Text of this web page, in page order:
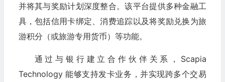
并将其与奖励计划深度整合。该平台提供多种金融工
具，包括信用卡绑定、消费追踪以及将奖励兑换为旅
游积分（或旅游专用货币）等功能。
通过与银行建立合作伙伴关系，Scapia
Technology 能够支持发卡业务，并实现跨多个交易